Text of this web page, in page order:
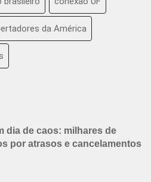
da América
dia de caos: milhares de
por atrasos e cancelamentos